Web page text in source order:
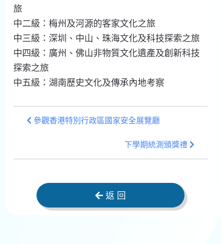
旅
中二級：梅州及河源的客家文化之旅
中三級：深圳、中山、珠海文化及科技探索之旅
中四級：廣州、佛山非物質文化遺產及創新科技
探索之旅
中五級：湖南歷史文化及傳承內地考察
參觀香港特別行政區國家安全展覽廳
下學期統測頒獎禮
返 回